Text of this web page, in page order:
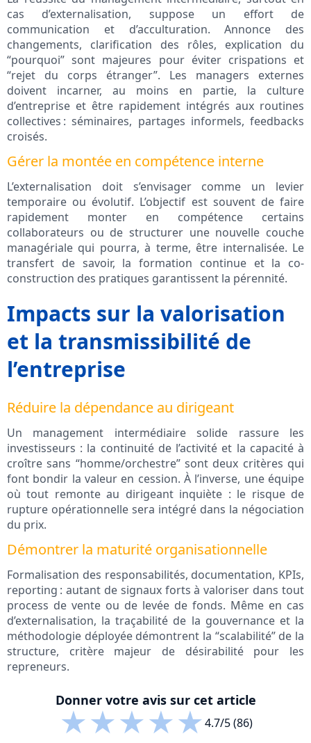
cas d’externalisation, suppose un effort de
communication et d’acculturation. Annonce des
changements, clarification des rôles, explication du
“pourquoi” sont majeures pour éviter crispations et
“rejet du corps étranger”. Les managers externes
doivent incarner, au moins en partie, la culture
d’entreprise et être rapidement intégrés aux routines
collectives : séminaires, partages informels, feedbacks
croisés.
Gérer la montée en compétence interne
L’externalisation doit s’envisager comme un levier
temporaire ou évolutif. L’objectif est souvent de faire
rapidement monter en compétence certains
collaborateurs ou de structurer une nouvelle couche
managériale qui pourra, à terme, être internalisée. Le
transfert de savoir, la formation continue et la co-
construction des pratiques garantissent la pérennité.
Impacts sur la valorisation
et la transmissibilité de
l’entreprise
Réduire la dépendance au dirigeant
Un management intermédiaire solide rassure les
investisseurs : la continuité de l’activité et la capacité à
croître sans “homme/orchestre” sont deux critères qui
font bondir la valeur en cession. À l’inverse, une équipe
où tout remonte au dirigeant inquiète : le risque de
rupture opérationnelle sera intégré dans la négociation
du prix.
Démontrer la maturité organisationnelle
Formalisation des responsabilités, documentation, KPIs,
reporting : autant de signaux forts à valoriser dans tout
process de vente ou de levée de fonds. Même en cas
d’externalisation, la traçabilité de la gouvernance et la
méthodologie déployée démontrent la “scalabilité” de la
structure, critère majeur de désirabilité pour les
repreneurs.
Donner votre avis sur cet article
★★★★★4.7/5 (86)